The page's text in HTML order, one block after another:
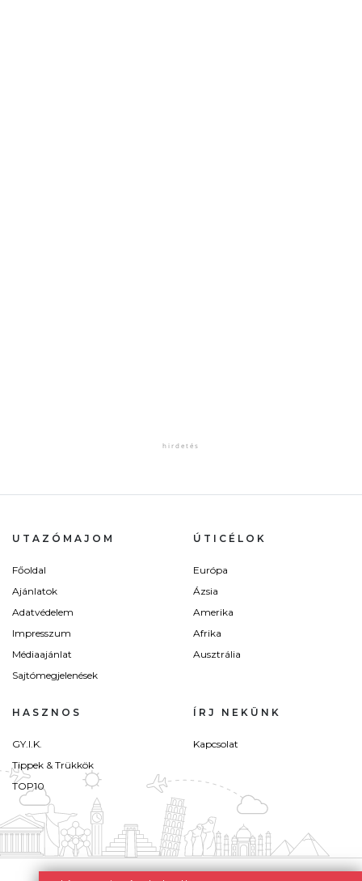
UTAZÓMAJOM
Főoldal
Ajánlatok
Adatvédelem
Impresszum
Médiaajánlat
Sajtómegjelenések
ÚTICÉLOK
Európa
Ázsia
Amerika
Afrika
Ausztrália
HASZNOS
GY.I.K.
Tippek & Trükkök
TOP10
ÍRJ NEKÜNK
Kapcsolat